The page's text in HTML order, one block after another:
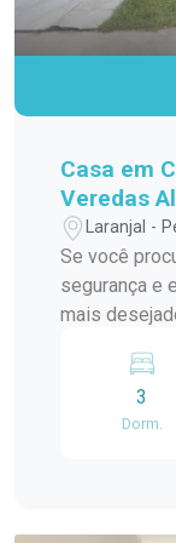
Casa em
Veredas
vida
Laranjal -
Se você
segurança e
mais
Condomínio
residência
ambientes
3
Dorm.